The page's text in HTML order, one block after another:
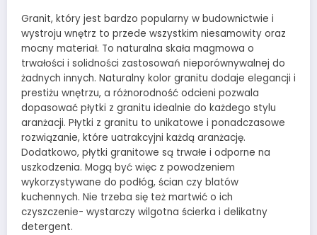
Granit, który jest bardzo popularny w budownictwie i
wystroju wnętrz to przede wszystkim niesamowity oraz
mocny materiał. To naturalna skała magmowa o
trwałości i solidności zastosowań nieporównywalnej do
żadnych innych. Naturalny kolor granitu dodaje elegancji i
prestiżu wnętrzu, a różnorodność odcieni pozwala
dopasować płytki z granitu idealnie do każdego stylu
aranżacji. Płytki z granitu to unikatowe i ponadczasowe
rozwiązanie, które uatrakcyjni każdą aranżację.
Dodatkowo, płytki granitowe są trwałe i odporne na
uszkodzenia. Mogą być więc z powodzeniem
wykorzystywane do podłóg, ścian czy blatów
kuchennych. Nie trzeba się też martwić o ich
czyszczenie- wystarczy wilgotna ścierka i delikatny
detergent.